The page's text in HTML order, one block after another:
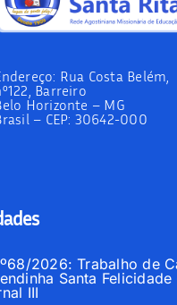
Rua Costa Belém,
Barreiro
Horizonte – MG
– CEP: 30642-000
2026: Trabalho de
Santa Felicidade
III